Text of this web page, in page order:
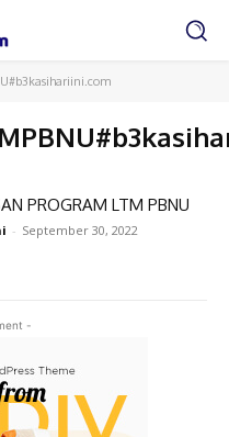
-
PROGRAM LTM PBNU
- September 30, 2022